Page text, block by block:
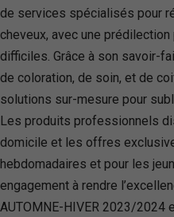
de services spécialisés pour
cheveux, avec une
difficiles. Grâce à son savoir-
de coloration, de soin, et de
solutions sur-mesure pour
Les produits professionnels
domicile et les offres
hebdomadaires et pour les
engagement à rendre
AUTOMNE-HIVER 2023/2024